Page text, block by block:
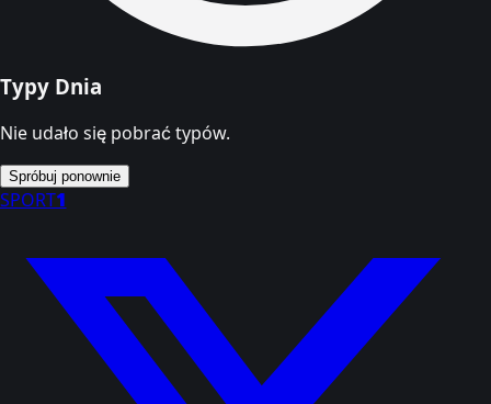
Typy Dnia
Nie udało się pobrać typów.
Spróbuj ponownie
SPORT1